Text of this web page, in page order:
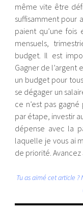
même vite être
suffisamment pour
paient qu’une fois
mensuels,
budget. Il est
Gagner de l’argent
un budget pour
se dégager un
ce n’est pas
par étape, investir
dépense avec la
laquelle je vous ai
de priorité. Avancez
Tu as aimé cet article